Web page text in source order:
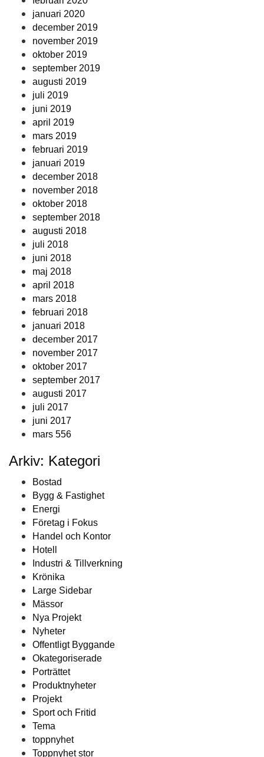
januari 2020
december 2019
november 2019
oktober 2019
september 2019
augusti 2019
juli 2019
juni 2019
april 2019
mars 2019
februari 2019
januari 2019
december 2018
november 2018
oktober 2018
september 2018
augusti 2018
juli 2018
juni 2018
maj 2018
april 2018
mars 2018
februari 2018
januari 2018
december 2017
november 2017
oktober 2017
september 2017
augusti 2017
juli 2017
juni 2017
mars 556
Arkiv: Kategori
Bostad
Bygg & Fastighet
Energi
Företag i Fokus
Handel och Kontor
Hotell
Industri & Tillverkning
Krönika
Large Sidebar
Mässor
Nya Projekt
Nyheter
Offentligt Byggande
Okategoriserade
Porträttet
Produktnyheter
Projekt
Sport och Fritid
Tema
toppnyhet
Toppnyhet stor